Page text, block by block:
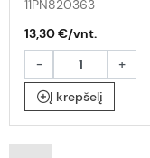
11PN820363
13,30 €/vnt.
-
+
Į krepšelį